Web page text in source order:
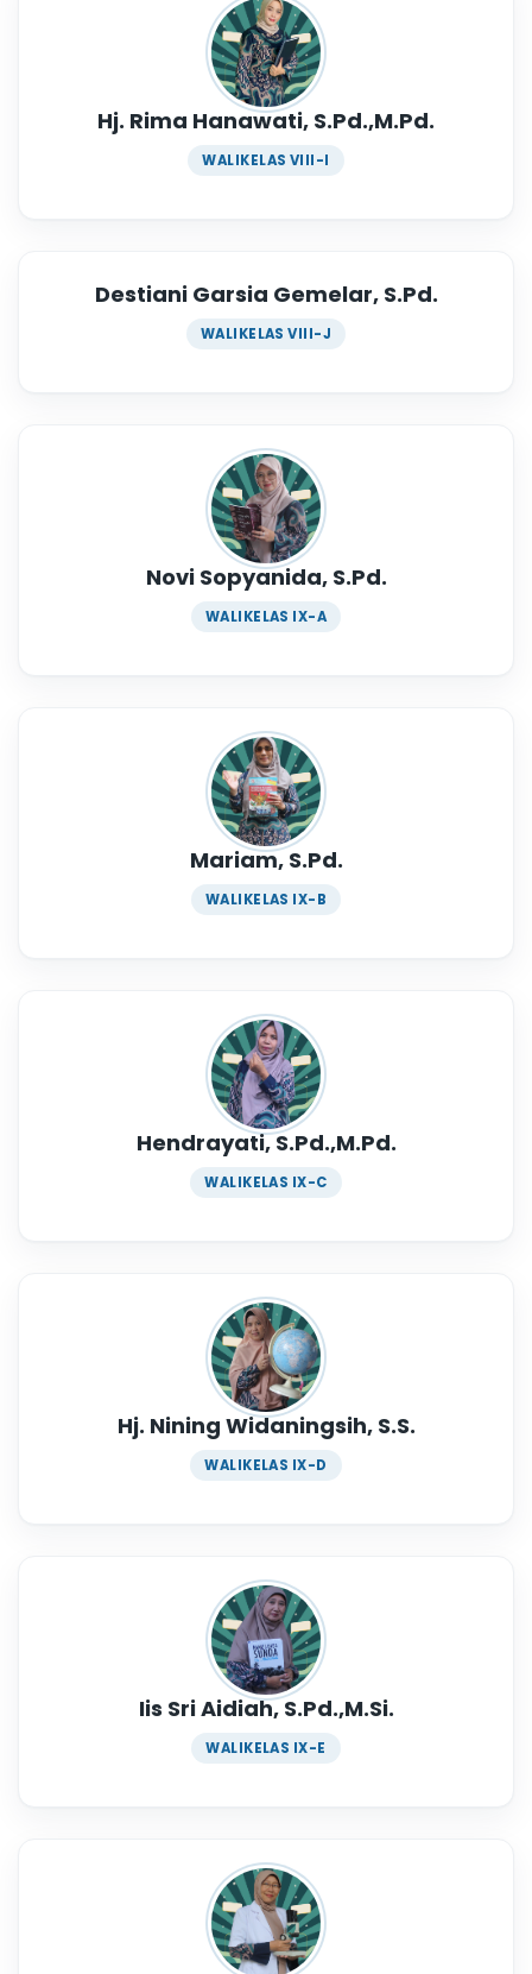
Hj. Rima Hanawati, S.Pd.,M.Pd.
WALIKELAS VIII-I
Destiani Garsia Gemelar, S.Pd.
WALIKELAS VIII-J
Novi Sopyanida, S.Pd.
WALIKELAS IX-A
Mariam, S.Pd.
WALIKELAS IX-B
Hendrayati, S.Pd.,M.Pd.
WALIKELAS IX-C
Hj. Nining Widaningsih, S.S.
WALIKELAS IX-D
Iis Sri Aidiah, S.Pd.,M.Si.
WALIKELAS IX-E